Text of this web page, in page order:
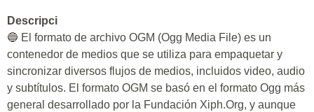
Descripci
🔵 El formato de archivo OGM (Ogg Media File) es un
contenedor de medios que se utiliza para empaquetar y
sincronizar diversos flujos de medios, incluidos video, audio
y subtítulos. El formato OGM se basó en el formato Ogg más
general desarrollado por la Fundación Xiph.Org, y aunque